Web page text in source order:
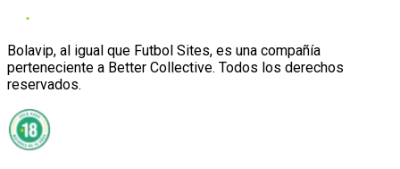
Bolavip, al igual que Futbol Sites, es una compañía
perteneciente a Better Collective. Todos los derechos
reservados.